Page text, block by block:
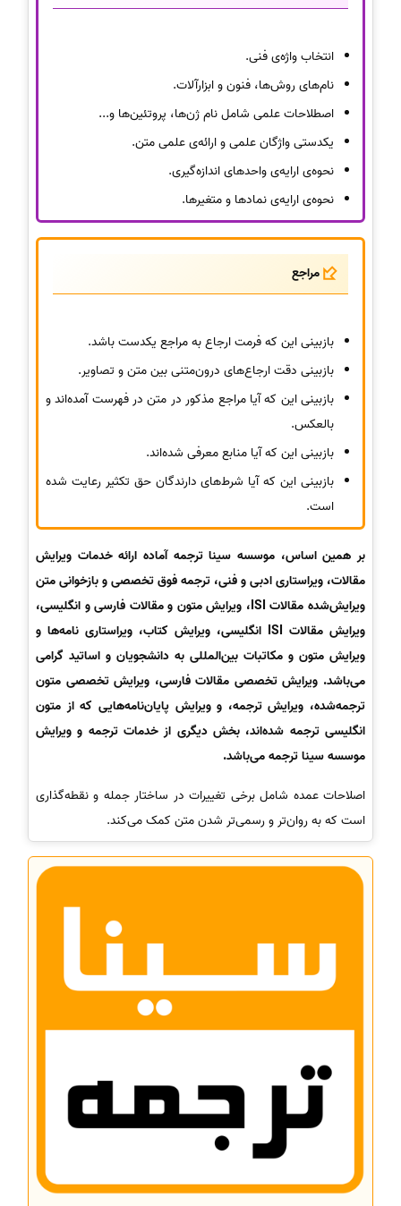
انتخاب واژه‌ی فنی.
نام‌های روش‌ها، فنون و ابزارآلات.
اصطلاحات علمی شامل نام ژن‌ها، پروتئین‌ها و...
یکدستی واژگان علمی و ارائه‌ی علمی متن.
نحوه‌ی ارایه‌ی واحدهای اندازه‌گیری.
نحوه‌ی ارایه‌ی نمادها و متغیرها.
مراجع
بازبینی این که فرمت ارجاع به مراجع یکدست باشد.
بازبینی دقت ارجاع‌های درون‌متنی بین متن و تصاویر.
بازبینی این که آیا مراجع مذکور در متن در فهرست آمده‌اند و
بالعکس.
بازبینی این که آیا منابع معرفی شده‌اند.
بازبینی این که آیا شرط‌های دارندگان حق تکثیر رعایت شده
است.
بر همین اساس، موسسه سینا ترجمه آماده ارائه خدمات ویرایش
مقالات، ویراستاری ادبی و فنی، ترجمه فوق تخصصی و بازخوانی متن
ویرایش‌شده مقالات ISI، ویرایش متون و مقالات فارسی و انگلیسی،
ویرایش مقالات ISI انگلیسی، ویرایش کتاب، ویراستاری نامه‌ها و
ویرایش متون و مکاتبات بین‌المللی به دانشجویان و اساتید گرامی
می‌باشد. ویرایش تخصصی مقالات فارسی، ویرایش تخصصی متون
ترجمه‌شده، ویرایش ترجمه، و ویرایش پایان‌نامه‌هایی که از متون
انگلیسی ترجمه شده‌اند، بخش دیگری از خدمات ترجمه و ویرایش
موسسه سینا ترجمه می‌باشد.
اصلاحات عمده شامل برخی تغییرات در ساختار جمله و نقطه‌گذاری
است که به روان‌تر و رسمی‌تر شدن متن کمک می‌کند.